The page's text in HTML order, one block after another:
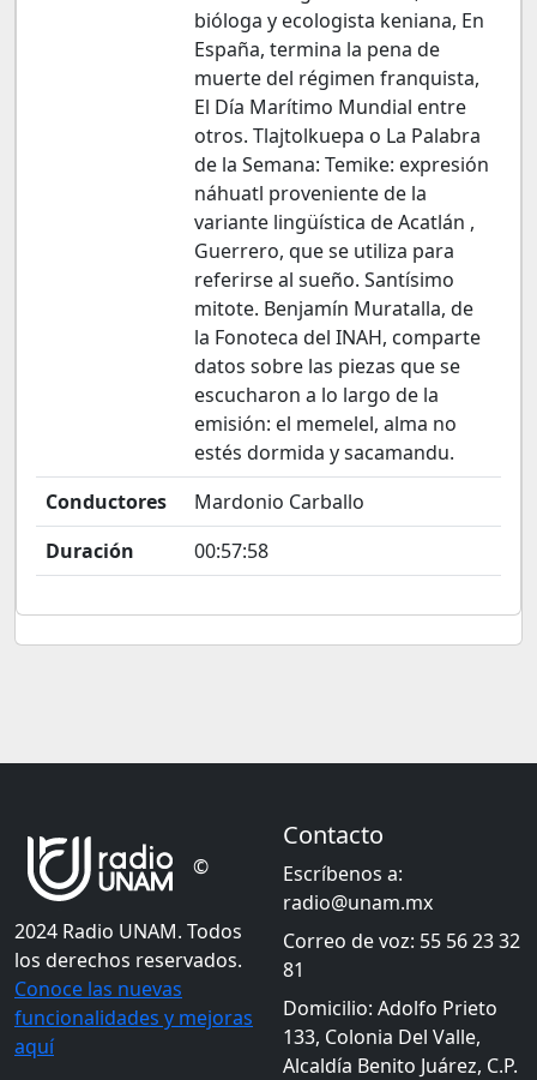
bióloga y ecologista keniana, En
España, termina la pena de
muerte del régimen franquista,
El Día Marítimo Mundial entre
otros. Tlajtolkuepa o La Palabra
de la Semana: Temike: expresión
náhuatl proveniente de la
variante lingüística de Acatlán ,
Guerrero, que se utiliza para
referirse al sueño. Santísimo
mitote. Benjamín Muratalla, de
la Fonoteca del INAH, comparte
datos sobre las piezas que se
escucharon a lo largo de la
emisión: el memelel, alma no
estés dormida y sacamandu.
Conductores
Mardonio Carballo
Duración
00:57:58
©
2024 Radio UNAM. Todos
los derechos reservados.
Conoce las nuevas
funcionalidades y mejoras
aquí
Contacto
Escríbenos a:
radio@unam.mx
Correo de voz: 55 56 23 32
81
Domicilio: Adolfo Prieto
133, Colonia Del Valle,
Alcaldía Benito Juárez, C.P.